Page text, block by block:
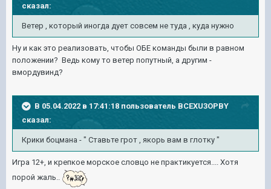
сказал:
Ветер , который иногда дует совсем не туда , куда нужно
Ну и как это реализовать, чтобы ОБЕ команды были в равном
положении? Ведь кому то ветер попутный, а другим -
вмордувинд?
В 05.04.2022 в 17:41:18 пользователь BCEXU3OPBY
сказал:
Крики боцмана - " Ставьте грот , якорь вам в глотку "
Игра 12+, и крепкое морское словцо не практикуется.... Хотя
порой жаль..